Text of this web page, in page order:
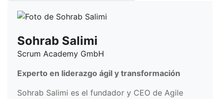
Sohrab Salimi
Scrum Academy GmbH
Experto en liderazgo ágil y transformación
Sohrab Salimi es el fundador y CEO de Agile